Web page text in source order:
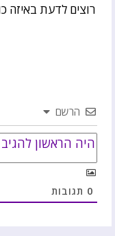
רוצים לדעת באיזה
הרשם
0 תגובות